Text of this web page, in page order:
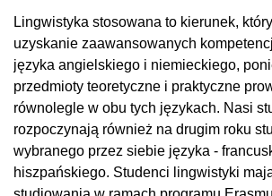
Lingwistyka stosowana to kierunek,
uzyskanie zaawansowanych
języka angielskiego i niemieckiego,
przedmioty teoretyczne i praktyczne
równolegle w obu tych językach. Nasi
rozpoczynają również na drugim roku
wybranego przez siebie języka -
hiszpańskiego. Studenci lingwistyki